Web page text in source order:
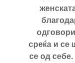
среќа и се
се од